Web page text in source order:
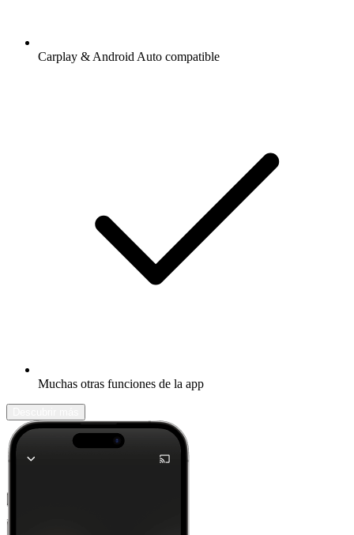
Carplay & Android Auto compatible
Muchas otras funciones de la app